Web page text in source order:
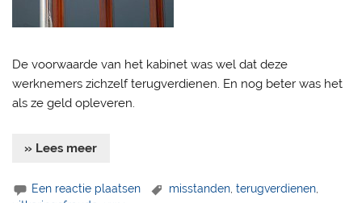
De voorwaarde van het kabinet was wel dat deze
werknemers zichzelf terugverdienen. En nog beter was het
als ze geld opleveren.
» Lees meer
Een reactie plaatsen misstanden ,terugverdienen